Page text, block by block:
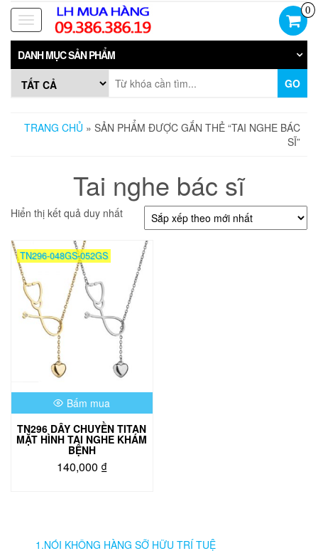
Skip
the
content
Toggle
navigation
0
DANH MỤC SẢN PHẨM
GO
TRANG CHỦ » SẢN PHẨM ĐƯỢC GẮN THẺ “TAI NGHE BÁC
SĨ”
Tai nghe bác sĩ
Hiển thị kết quả duy nhất
TN296-048GS-052GS
Bấm mua
TN296 DÂY CHUYỀN TITAN
MẶT HÌNH TAI NGHE KHÁM
BỆNH
140,000 ₫
nhiều
1.NÓI KHÔNG HÀNG SỠ HỮU TRÍ TUỆ